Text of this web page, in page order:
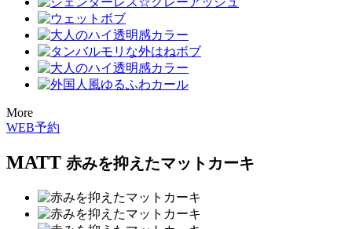
More
WEB予約
MATT 赤みを抑えたマットカーキ